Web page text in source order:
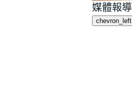
媒體報導
chevron_left